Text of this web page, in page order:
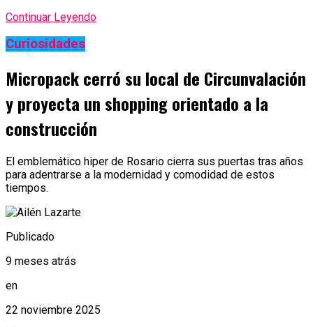
Continuar Leyendo
Curiosidades
Micropack cerró su local de Circunvalación
y proyecta un shopping orientado a la
construcción
El emblemático hiper de Rosario cierra sus puertas tras años
para adentrarse a la modernidad y comodidad de estos
tiempos.
Publicado
9 meses atrás
en
22 noviembre 2025